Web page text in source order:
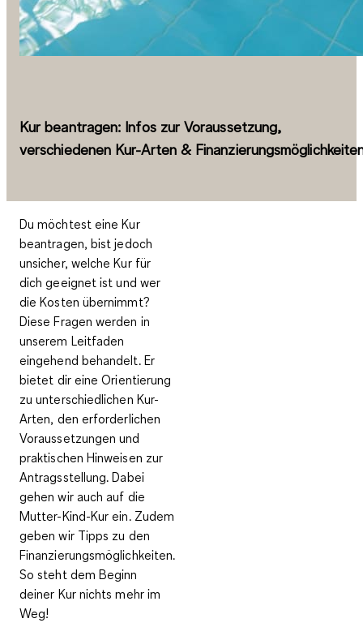
Kur beantragen: Infos zur Voraussetzung,
verschiedenen Kur-Arten &
Du möchtest eine Kur
beantragen, bist jedoch
unsicher, welche Kur für
dich geeignet ist und wer
die Kosten übernimmt?
Diese Fragen werden in
unserem Leitfaden
eingehend behandelt. Er
bietet dir eine Orientierung
zu unterschiedlichen Kur-
Arten, den erforderlichen
Voraussetzungen und
praktischen Hinweisen zur
Antragsstellung. Dabei
gehen wir auch auf die
Mutter-Kind-Kur ein. Zudem
geben wir Tipps zu den
Finanzierungsmöglichkeiten.
So steht dem Beginn
deiner Kur nichts mehr im
Weg!